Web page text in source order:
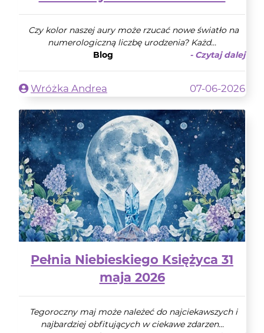
Czy kolor naszej aury może rzucać nowe światło na
numerologiczną liczbę urodzenia? Każd...
Blog
- Czytaj dalej
Wróżka Andrea 07-06-2026
Pełnia Niebieskiego Księżyca 31
maja 2026
Tegoroczny maj może należeć do najciekawszych i
najbardziej obfitujących w ciekawe zdarzen...